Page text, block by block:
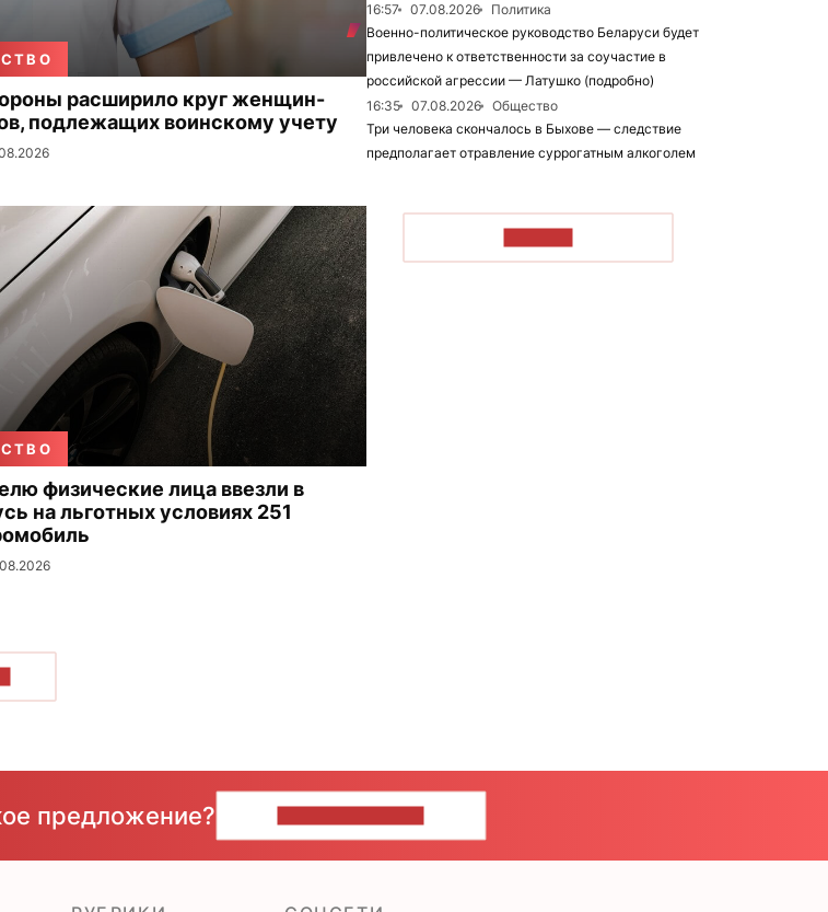
расширило круг женщин-
подлежащих воинскому учету
физические лица ввезли в
на льготных условиях 251
16:57
07.08.2026
Политика
Военно-политическое руководство Беларуси будет
привлечено к ответственности за соучастие в
российской агрессии — Латушко (подробно)
16:35
07.08.2026
Общество
Три человека скончалось в Быхове — следствие
предполагает отравление суррогатным алкоголем
предложение?